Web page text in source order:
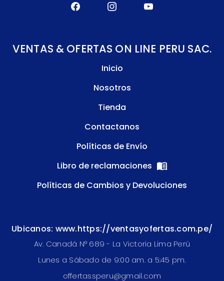
VENTAS & OFERTAS ON LINE PERU SAC.
Inicio
Nosotros
Tienda
Contactanos
Políticas de Envío
Libro de reclamaciones
Políticas de Cambios y Devoluciones
Ubicanos: www.https://ventasyofertas.com.pe/
Av. Canadá N° 689 - La Victoria Lima Perú
Lunes a Sábado de 9:00 am. a 5:45 pm.
offertassperu@gmail.com